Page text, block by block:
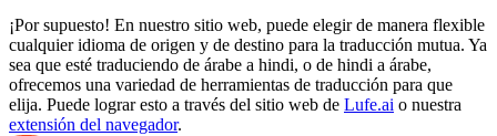
¡Por supuesto! En nuestro sitio web, puede elegir de manera flexible
cualquier idioma de origen y de destino para la traducción mutua. Ya
sea que esté traduciendo de árabe a hindi, o de hindi a árabe,
ofrecemos una variedad de herramientas de traducción para que
elija. Puede lograr esto a través del sitio web de Lufe.ai o nuestra
extensión del navegador.